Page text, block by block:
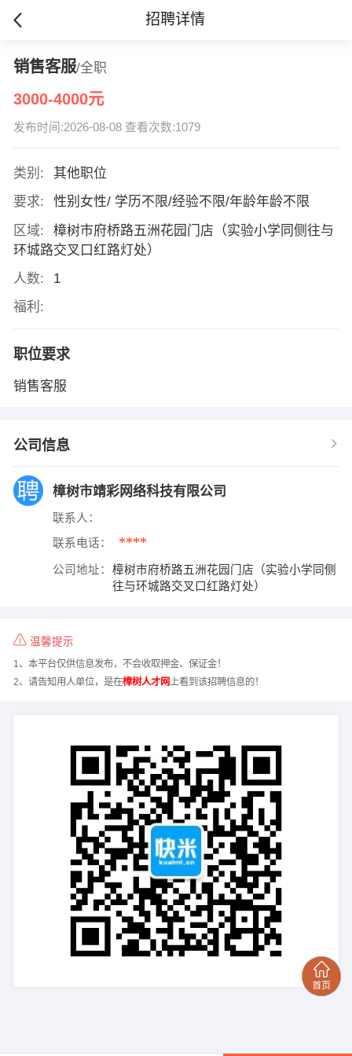
招聘详情
销售客服/全职
3000-4000元
发布时间:2026-08-08 查看次数:1079
类别:
其他职位
要求:
性别女性/ 学历不限/经验不限/年龄年龄不限
区域:
樟树市府桥路五洲花园门店（实验小学同侧往与
环城路交叉口红路灯处）
人数:
1
福利:
职位要求
销售客服
公司信息
樟树市靖彩网络科技有限公司
联系人：
联系电话： ****
公司地址：
樟树市府桥路五洲花园门店（实验小学同侧
往与环城路交叉口红路灯处）
温馨提示
1、本平台仅供信息发布，不会收取押金、保证金！
2、请告知用人单位，是在樟树人才网上看到该招聘信息的！